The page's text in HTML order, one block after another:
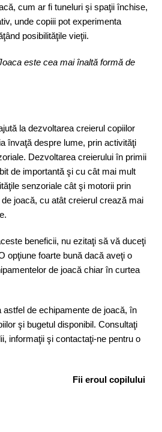
cum ar fi tuneluri şi spaţii închise,
unde copiii pot experimenta
posibilităţile vieţii.
este cea mai înaltă formă de
la dezvoltarea creierul copiilor
învaţă despre lume, prin activităţi
Dezvoltarea creierului în primii
de importantă şi cu cât mai mult
senzoriale cât şi motorii prin
joacă, cu atât creierul crează mai
beneficii, nu ezitaţi să vă duceţi
opţiune foarte bună dacă aveţi o
de joacă chiar în curtea
astfel de echipamente de joacă, în
şi bugetul disponibil. Consultaţi
informaţii şi contactaţi-ne pentru o
copilului